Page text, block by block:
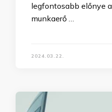
legfontosabb előnye
munkaerő …
2024.03.22.